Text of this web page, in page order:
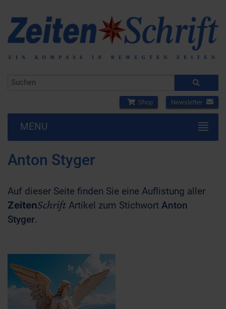
Shop Newsletter
MENU
Anton Styger
Auf dieser Seite finden Sie eine Auflistung aller
ZeitenSchrift Artikel zum Stichwort Anton
Styger.